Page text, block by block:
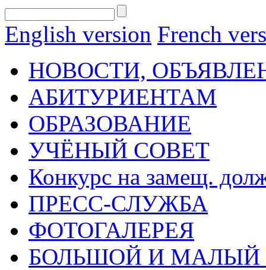
English version French
НОВОСТИ,
АБИТУРИЕНТАМ
ОБРАЗОВАНИЕ
УЧЁНЫЙ СОВЕТ
Конкурс на замещ.
ПРЕСС-СЛУЖБА
ФОТОГАЛЕРЕЯ
БОЛЬШОЙ И МАЛЫЙ